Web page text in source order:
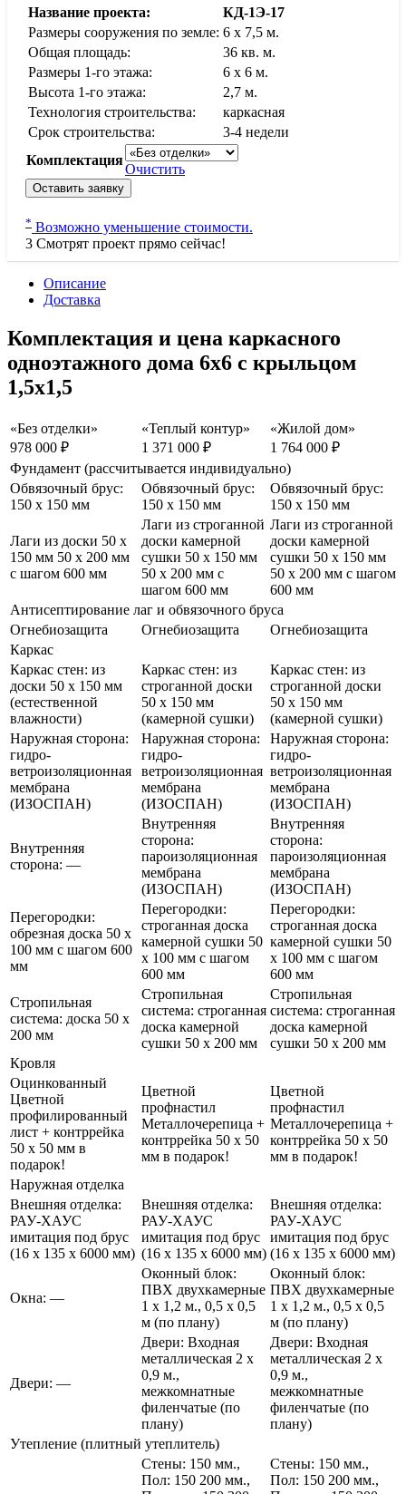
Название проекта:
КД-1Э-17
Размеры сооружения по земле: 6 x 7,5 м.
Общая площадь:
36 кв. м.
Размеры 1-го этажа:
6 x 6 м.
Высота 1-го этажа:
2,7 м.
Технология строительства:
каркасная
Срок строительства:
3-4 недели
Комплектация
Очистить
Оставить заявку
* Возможно уменьшение стоимости.
3 Смотрят проект прямо сейчас!
Описание
Доставка
Комплектация и цена каркасного
одноэтажного дома 6х6 с крыльцом
1,5х1,5
«Без отделки»
978 000 ₽
«Теплый контур»
1 371 000 ₽
«Жилой дом»
1 764 000 ₽
Фундамент (рассчитывается индивидуально)
Обвязочный брус:
150 х 150 мм
Обвязочный брус:
150 х 150 мм
Обвязочный брус:
150 х 150 мм
Лаги из доски 50 х
150 мм 50 х 200 мм
с шагом 600 мм
Лаги из строганной
доски камерной
сушки 50 х 150 мм
50 х 200 мм с
шагом 600 мм
Лаги из строганной
доски камерной
сушки 50 х 150 мм
50 х 200 мм с шагом
600 мм
Антисептирование лаг и обвязочного бруса
Огнебиозащита
Огнебиозащита
Огнебиозащита
Каркас
Каркас стен: из
доски 50 х 150 мм
(естественной
влажности)
Каркас стен: из
строганной доски
50 х 150 мм
(камерной сушки)
Каркас стен: из
строганной доски
50 х 150 мм
(камерной сушки)
Наружная сторона:
гидро-
ветроизоляционная
мембрана
(ИЗОСПАН)
Наружная сторона:
гидро-
ветроизоляционная
мембрана
(ИЗОСПАН)
Наружная сторона:
гидро-
ветроизоляционная
мембрана
(ИЗОСПАН)
Внутренняя
сторона: —
Внутренняя
сторона:
пароизоляционная
мембрана
(ИЗОСПАН)
Внутренняя
сторона:
пароизоляционная
мембрана
(ИЗОСПАН)
Перегородки:
обрезная доска 50 х
100 мм с шагом 600
мм
Перегородки:
строганная доска
камерной сушки 50
х 100 мм с шагом
600 мм
Перегородки:
строганная доска
камерной сушки 50
х 100 мм с шагом
600 мм
Стропильная
система: доска 50 х
200 мм
Стропильная
система: строганная
доска камерной
сушки 50 х 200 мм
Стропильная
система: строганная
доска камерной
сушки 50 х 200 мм
Кровля
Оцинкованный
Цветной
профилированный
лист + контррейка
50 х 50 мм в
подарок!
Цветной
профнастил
Металлочерепица +
контррейка 50 х 50
мм в подарок!
Цветной
профнастил
Металлочерепица +
контррейка 50 х 50
мм в подарок!
Наружная отделка
Внешняя отделка:
РАУ-ХАУС
имитация под брус
(16 х 135 х 6000 мм)
Внешняя отделка:
РАУ-ХАУС
имитация под брус
(16 х 135 х 6000 мм)
Внешняя отделка:
РАУ-ХАУС
имитация под брус
(16 х 135 х 6000 мм)
Окна: —
Оконный блок:
ПВХ двухкамерные
1 х 1,2 м., 0,5 х 0,5
м (по плану)
Оконный блок:
ПВХ двухкамерные
1 х 1,2 м., 0,5 х 0,5
м (по плану)
Двери: —
Двери: Входная
металлическая 2 х
0,9 м.,
межкомнатные
филенчатые (по
плану)
Двери: Входная
металлическая 2 х
0,9 м.,
межкомнатные
филенчатые (по
плану)
Утепление (плитный утеплитель)
Стены: 150 мм.,
Пол: 150 200 мм.,
Стены: 150 мм.,
Пол: 150 200 мм.,